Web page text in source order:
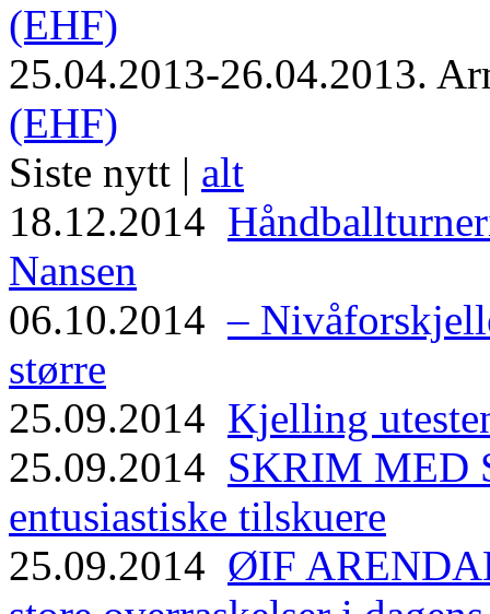
(EHF)
25.04.2013-26.04.2013.
(EHF)
Siste nytt | alt
18.12.2014
Nansen
06.10.2014–
større
25.09.2014 Kjelling
25.09.2014 SKRIM MED
entusiastiske tilskuere
25.09.2014 ØIF